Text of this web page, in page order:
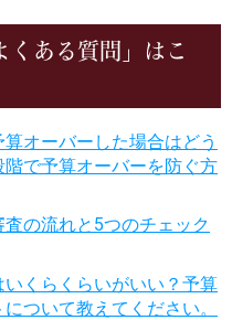
くある質問」はこ
オーバーした場合はどう
で予算オーバーを防ぐ方
の流れと5つのチェック
いくらくらいがいい？予算
ついて教えてください。